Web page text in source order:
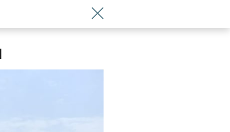
Wróć do artykułu Na Ołtaszynie